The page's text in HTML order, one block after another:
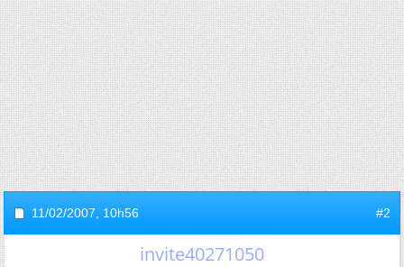
11/02/2007, 10h56 #2
invite40271050